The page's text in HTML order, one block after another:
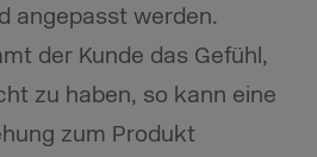
angepasst werden.
der Kunde das Gefühl,
zu haben, so kann eine
zum Produkt